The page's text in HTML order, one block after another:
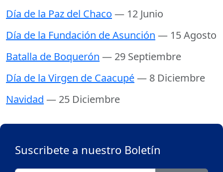
Día de la Paz del Chaco — 12 Junio
Día de la Fundación de Asunción — 15 Agosto
Batalla de Boquerón — 29 Septiembre
Día de la Virgen de Caacupé— 8 Diciembre
Navidad — 25 Diciembre
Suscribete a nuestro Boletín